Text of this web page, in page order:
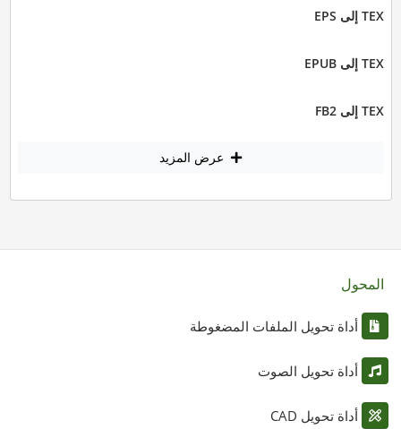
TEX إلى EPS
TEX إلى EPUB
TEX إلى FB2
عرض المزيد
المحول
أداة تحويل الملفات المضغوطة
أداة تحويل الصوت
أداة تحويل CAD